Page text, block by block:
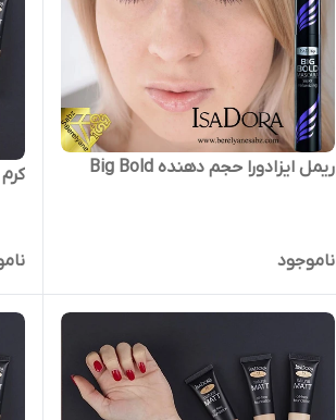
ریمل ایزادورا حجم دهنده Big Bold
ناموجود